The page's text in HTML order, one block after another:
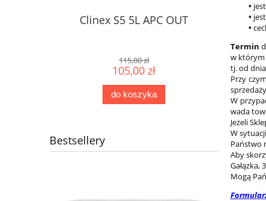
Clinex S5 5L APC OUT
115,00 zł
105,00 zł
do koszyka
Bestsellery
•
•
•
Termin
w którym
tj. od
Przy
W
wada
Jeżeli
W
Państwo
Aby
Mogą